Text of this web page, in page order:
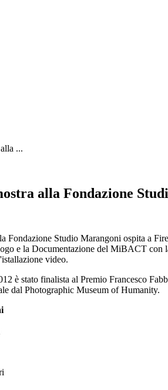
...
alla Fondazione
Fondazione Studio Marangoni ospita a
e la Documentazione del MiBACT con
video.
è stato finalista al Premio Francesco
dal Photographic Museum of Humanity.